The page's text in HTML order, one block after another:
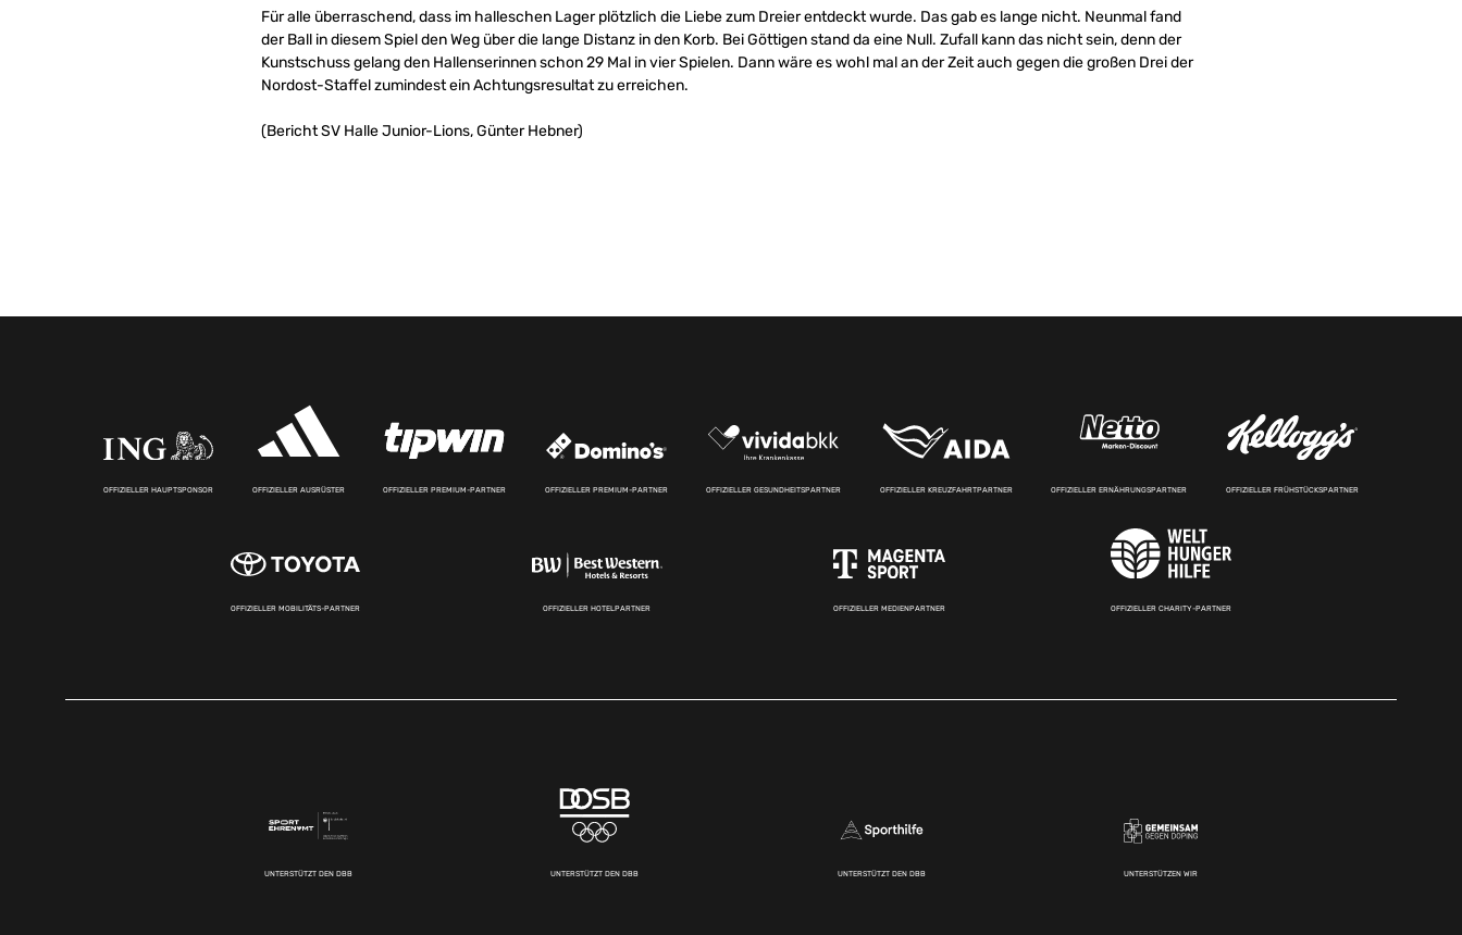
Für alle überraschend, dass im halleschen Lager plötzlich die Liebe zum Dreier entdeckt wurde. Das gab es lange nicht. Neunmal fand
der Ball in diesem Spiel den Weg über die lange Distanz in den Korb. Bei Göttigen stand da eine Null. Zufall kann das nicht sein, denn der
Kunstschuss gelang den Hallenserinnen schon 29 Mal in vier Spielen. Dann wäre es wohl mal an der Zeit auch gegen die großen Drei der
Nordost-Staffel zumindest ein Achtungsresultat zu erreichen.
(Bericht SV Halle Junior-Lions, Günter Hebner)
OFFIZIELLER HAUPTSPONSOR OFFIZIELLER AUSRÜSTER OFFIZIELLER PREMIUM-PARTNER OFFIZIELLER PREMIUM-PARTNER OFFIZIELLER GESUNDHEITSPARTNER OFFIZIELLER KREUZFAHRTPARTNER OFFIZIELLER ERNÄHRUNGSPARTNER OFFIZIELLER FRÜHSTÜCKSPARTNER
OFFIZIELLER MOBILITÄTS-PARTNER OFFIZIELLER HOTELPARTNER OFFIZIELLER MEDIENPARTNER OFFIZIELLER CHARITY-PARTNER
UNTERSTÜTZT DEN DBB UNTERSTÜTZT DEN DBB UNTERSTÜTZT DEN DBB UNTERSTÜTZEN WIR